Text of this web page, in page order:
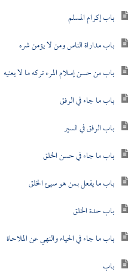
باب إكرام المسلم
باب مداراة الناس ومن لا يؤمن شره
باب من حسن إسلام المرء تركه ما لا يعنيه
باب ما جاء في الرفق
باب الرفق في السير
باب ما جاء في حسن الخلق
باب ما يفعل بمن هو سيئ الخلق
باب حدة الخلق
باب ما جاء في الحياء والنهي عن الملاحاة
باب